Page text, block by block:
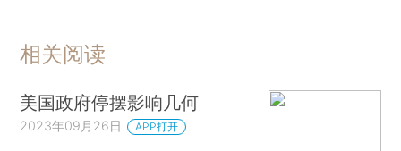
相关阅读
美国政府停摆影响几何
2023年09月26日 APP打开